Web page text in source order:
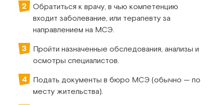
Обратиться к врачу, в чью компетенцию
входит заболевание, или терапевту за
направлением на МСЭ.
Пройти назначенные обследования, анализы и
осмотры специалистов.
Подать документы в бюро МСЭ (обычно — по
месту жительства).